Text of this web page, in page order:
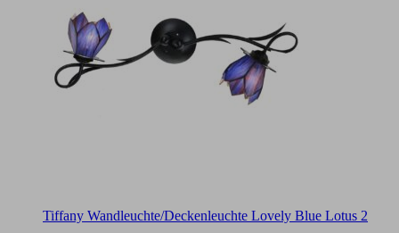
Tiffany Wandleuchte/Deckenleuchte Lovely Blue Lotus 2